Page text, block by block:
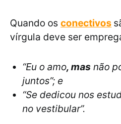
Quando os conectivos
vírgula deve ser
“Eu o amo, mas não
juntos”; e
“Se dedicou nos
no vestibular”.